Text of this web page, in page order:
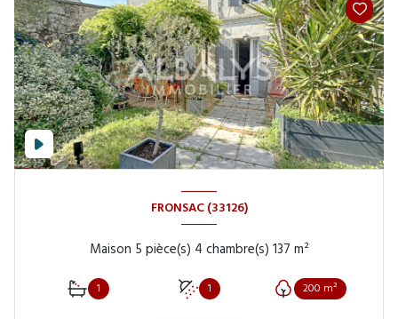
FRONSAC (33126)
Maison 5 pièce(s) 4 chambre(s) 137 m²
1 1 200 m²